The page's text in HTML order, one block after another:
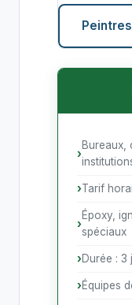
Bureaux,
Tarif
Époxy,
spéciaux
Durée : 3
Équipes